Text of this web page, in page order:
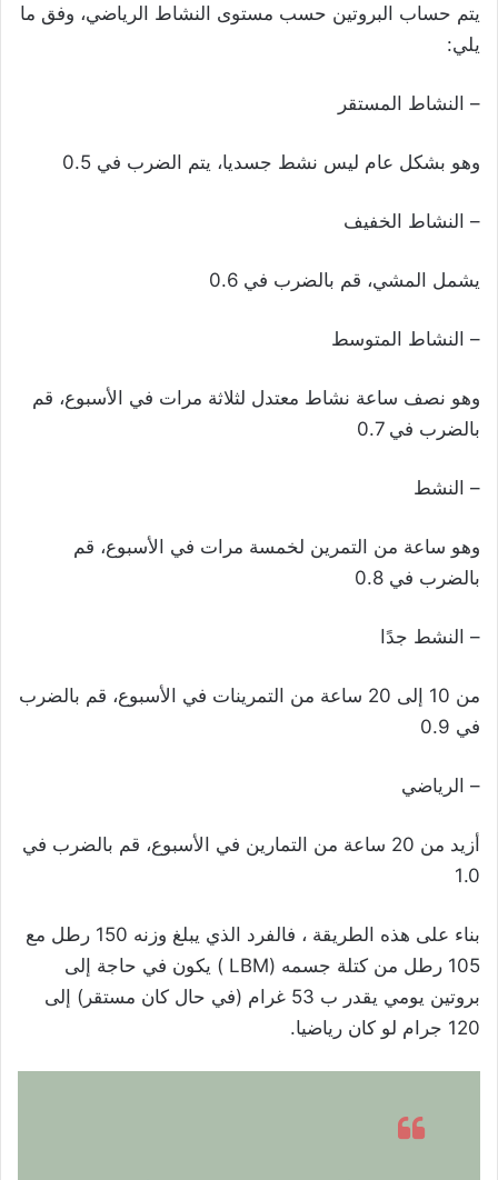
يتم حساب البروتين حسب مستوى النشاط الرياضي، وفق ما
يلي:
– النشاط المستقر
وهو بشكل عام ليس نشط جسديا، يتم الضرب في 0.5
– النشاط الخفيف
يشمل المشي، قم بالضرب في 0.6
– النشاط المتوسط
وهو نصف ساعة نشاط معتدل لثلاثة مرات في الأسبوع، قم
بالضرب في 0.7
– النشط
وهو ساعة من التمرين لخمسة مرات في الأسبوع، قم
بالضرب في 0.8
– النشط جدًا
من 10 إلى 20 ساعة من التمرينات في الأسبوع، قم بالضرب
في 0.9
– الرياضي
أزيد من 20 ساعة من التمارين في الأسبوع، قم بالضرب في
1.0
بناء على هذه الطريقة ، فالفرد الذي يبلغ وزنه 150 رطل مع
105 رطل من كتلة جسمه (LBM ) يكون في حاجة إلى
بروتين يومي يقدر ب 53 غرام (في حال كان مستقر) إلى
120 جرام لو كان رياضيا.